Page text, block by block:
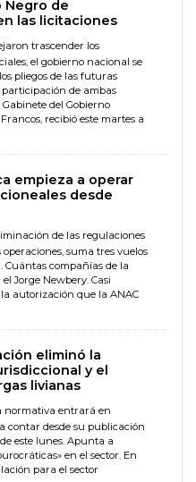
Negro de
las licitaciones
trascender los
el gobierno nacional se
pliegos de las futuras
de ambas
del Gobierno
recibió este martes a
empieza a operar
desde
de las regulaciones
suma tres vuelos
Cuántas compañías de la
Jorge Newbery. Casi
autorización que la ANAC
eliminó la
y el
livianas
normativa entrará en
contar desde su publicación
este lunes. Apunta a
en el sector. En
para el sector